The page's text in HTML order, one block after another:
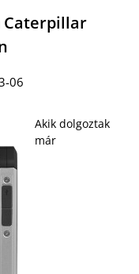
Caterpillar
06
Akik dolgoztak
már